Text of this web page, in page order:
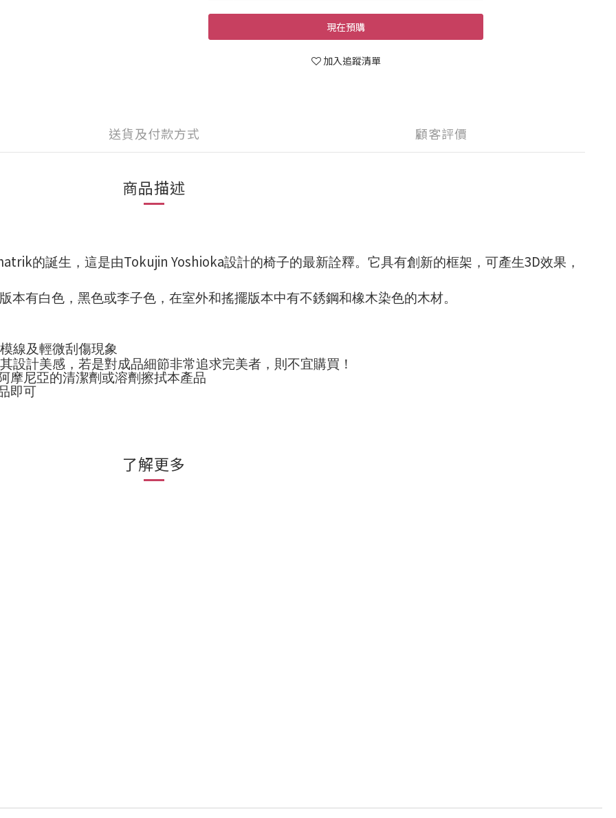
現在預購
加入追蹤清單
送貨及付款方式 顧客評價
商品描述
的誕生，這是由Tokujin Yoshioka設計的椅子的最新詮釋。它具有創新的框架，可產生3D效果，
本有白色，黑色或李子色，在室外和搖擺版本中有不銹鋼和橡木染色的木材。
線及輕微刮傷現象
設計美感，若是對成品細節非常追求完美者，則不宜購買！
摩尼亞的清潔劑或溶劑擦拭本產品
即可
了解更多